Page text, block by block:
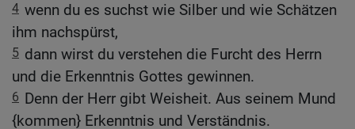
4 wenn du es suchst wie Silber und wie Schätzen
ihm nachspürst,
5 dann wirst du verstehen die Furcht des Herrn
und die Erkenntnis Gottes gewinnen.
6 Denn der Herr gibt Weisheit. Aus seinem Mund
{kommen} Erkenntnis und Verständnis.